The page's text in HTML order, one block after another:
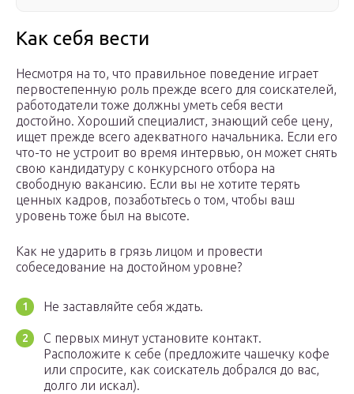
Как себя вести
Несмотря на то, что правильное поведение играет
первостепенную роль прежде всего для соискателей,
работодатели тоже должны уметь себя вести
достойно. Хороший специалист, знающий себе цену,
ищет прежде всего адекватного начальника. Если его
что-то не устроит во время интервью, он может снять
свою кандидатуру с конкурсного отбора на
свободную вакансию. Если вы не хотите терять
ценных кадров, позаботьтесь о том, чтобы ваш
уровень тоже был на высоте.
Как не ударить в грязь лицом и провести
собеседование на достойном уровне?
Не заставляйте себя ждать.
С первых минут установите контакт.
Расположите к себе (предложите чашечку кофе
или спросите, как соискатель добрался до вас,
долго ли искал).